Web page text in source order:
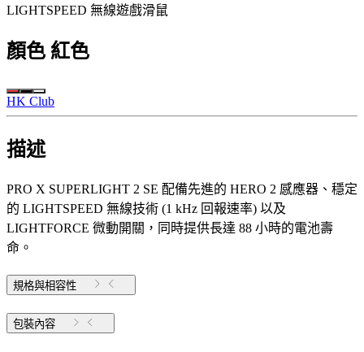
LIGHTSPEED 無線遊戲滑鼠
顏色 紅色
HK Club
描述
PRO X SUPERLIGHT 2 SE 配備先進的 HERO 2 感應器、穩定
的 LIGHTSPEED 無線技術 (1 kHz 回報速率) 以及
LIGHTFORCE 微動開關，同時提供長達 88 小時的電池壽
命。
規格與相容性
包裝內容